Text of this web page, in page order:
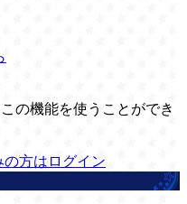
の機能を使うことができ
の方はログイン